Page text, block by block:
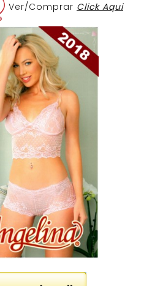
Ver/Comprar Click Aqui